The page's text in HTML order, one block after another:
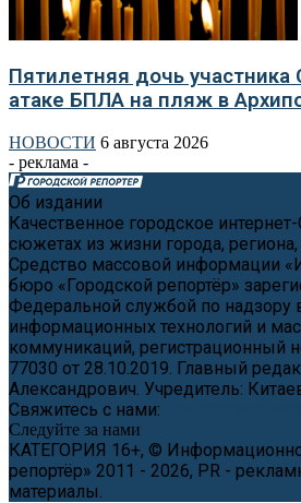
Пятилетняя дочь участника
атаке БПЛА на пляж в
НОВОСТИ 6 августа 2026
- реклама -
Об издании
Качественное городское
сюжетах из жизни города,
Средство массовой информации
бюро «Городской репортёр»
Федеральной службой по надзору
информационных технологий и
коммуникаций,
77030 от 28.10.2019. Главный
Александрович. Учредитель:
Свяжитесь с нами:
Следуйте за нами
КАТЕГОРИЯ 16+, ©
репортёр» 2011 - 2026, PR -
материалы.